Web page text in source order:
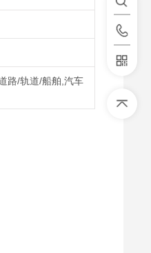
路/轨道/船舶,汽车